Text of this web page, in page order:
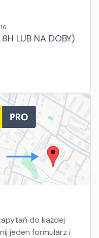
LUB NA DOBY)
do każdej
jeden formularz i